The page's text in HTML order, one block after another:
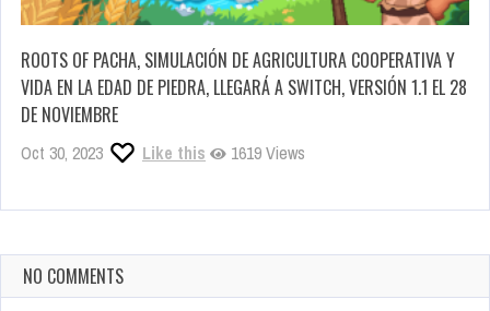
ROOTS OF PACHA, SIMULACIÓN DE AGRICULTURA COOPERATIVA Y
VIDA EN LA EDAD DE PIEDRA, LLEGARÁ A SWITCH, VERSIÓN 1.1 EL 28
DE NOVIEMBRE
Oct 30, 2023 Like this 1619 Views
NO COMMENTS